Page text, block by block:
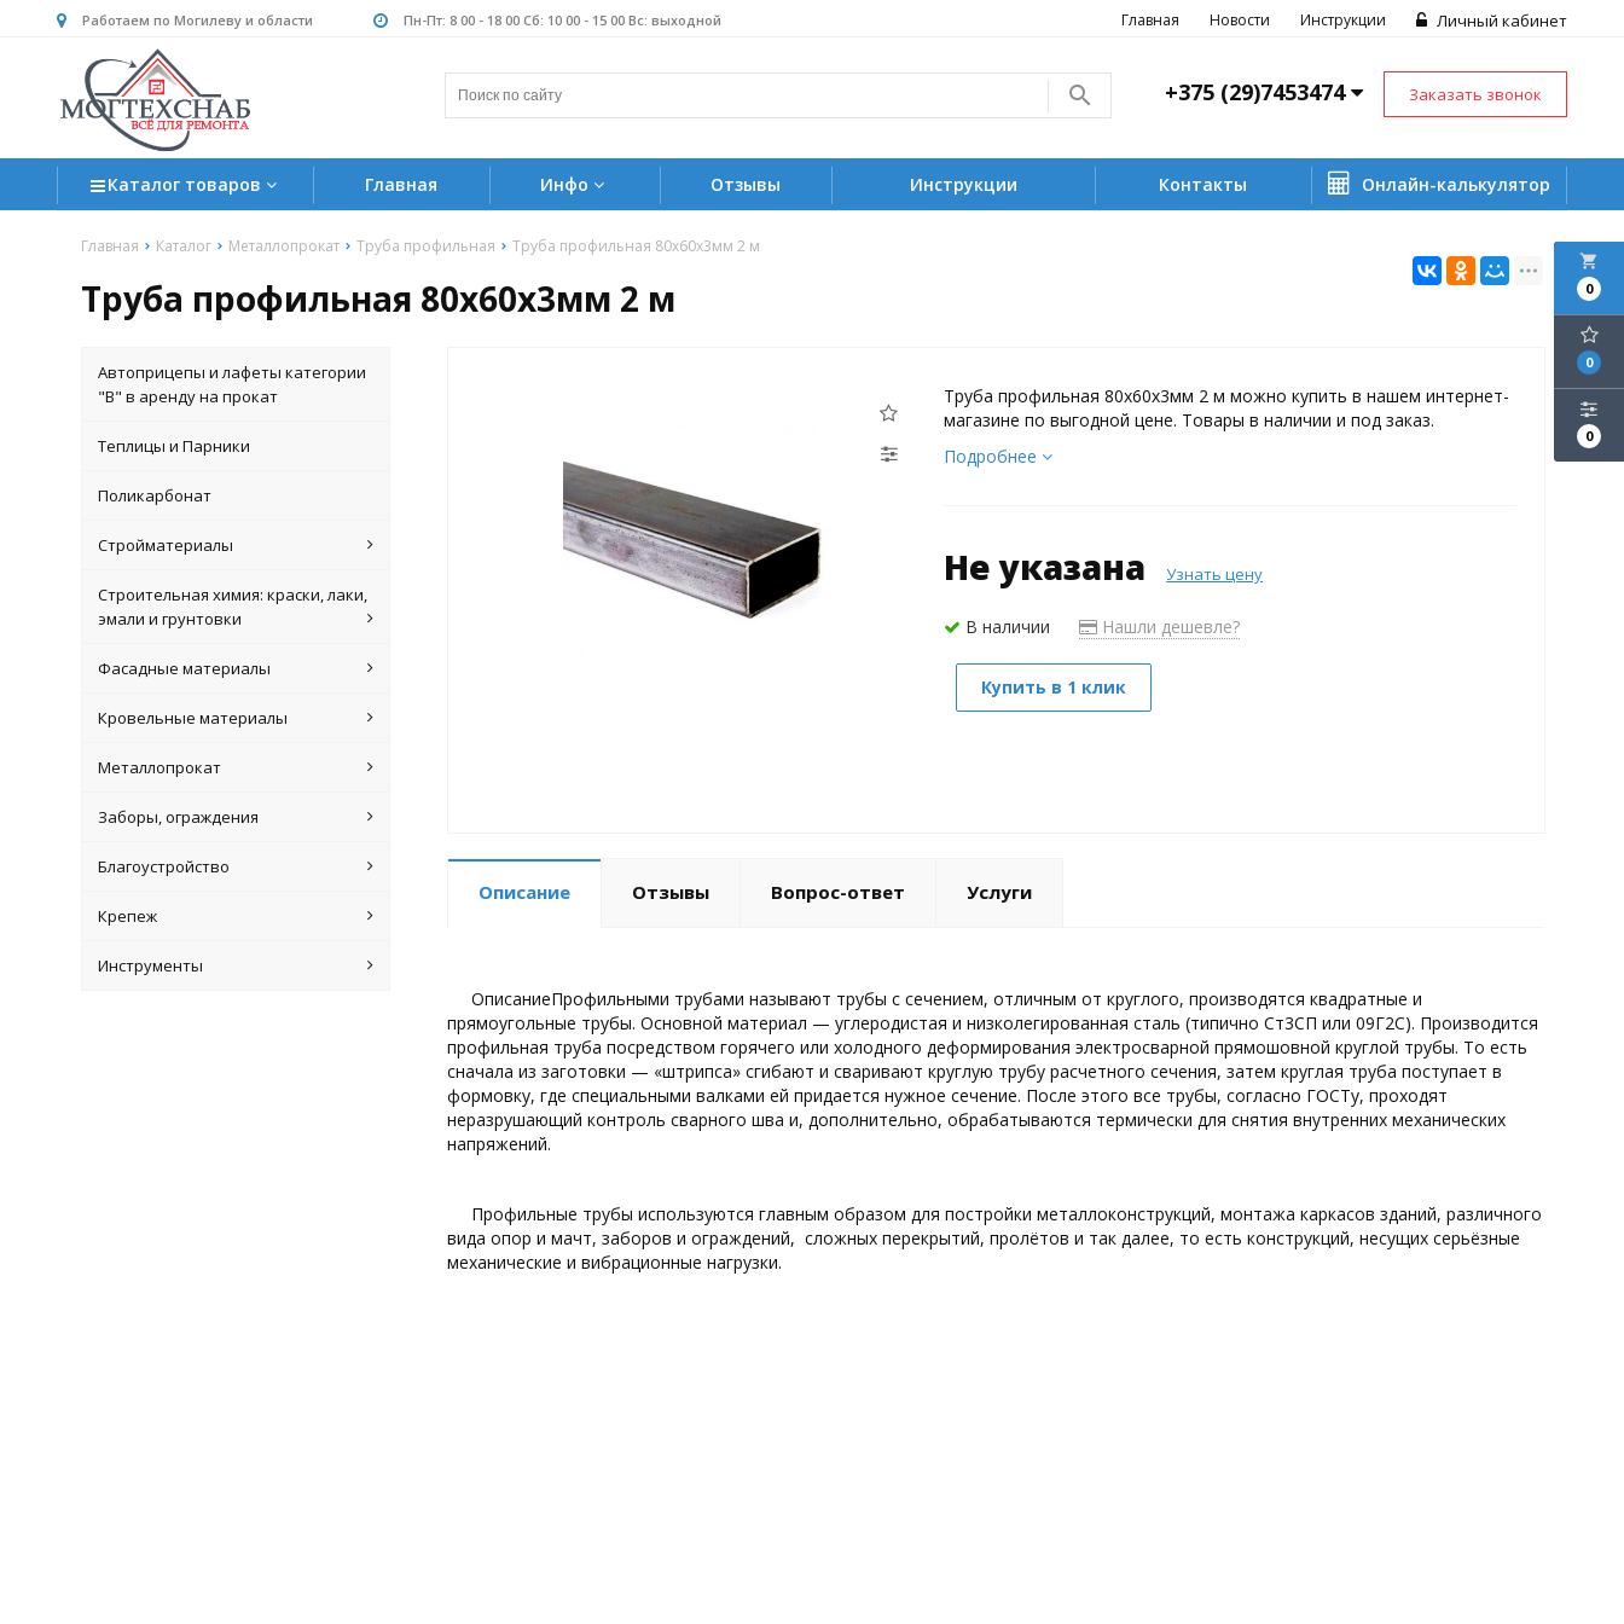
Работаем по Могилеву и области Пн-Пт: 8 00 - 18 00 Сб: 10 00 - 15 00 Вс: выходной Личный кабинет
Главная Новости Инструкции
+375 (29)7453474 Заказать звонок
Каталог товаров Главная Инфо Отзывы Инструкции Контакты Онлайн-калькулятор
Главная Каталог Металлопрокат Труба профильная Труба профильная 80х60х3мм 2 м
Труба профильная 80х60х3мм 2 м
local_grocery_store
0
0
0
Автоприцепы и лафеты категории
"B" в аренду на прокат
Теплицы и Парники
Поликарбонат
Стройматериалы
Строительная химия: краски, лаки,
эмали и грунтовки
Фасадные материалы
Кровельные материалы
Металлопрокат
Заборы, ограждения
Благоустройство
Крепеж
Инструменты
Труба профильная 80х60х3мм 2 м можно купить в нашем интернет-
магазине по выгодной цене. Товары в наличии и под заказ.
Подробнее
Не указана Узнать цену
В наличии Нашли дешевле?
Купить в 1 клик
Описание Отзывы Вопрос-ответ Услуги
ОписаниеПрофильными трубами называют трубы с сечением, отличным от круглого, производятся квадратные и
прямоугольные трубы. Основной материал — углеродистая и низколегированная сталь (типично Ст3СП или 09Г2С). Производится
профильная труба посредством горячего или холодного деформирования электросварной прямошовной круглой трубы. То есть
сначала из заготовки — «штрипса» сгибают и сваривают круглую трубу расчетного сечения, затем круглая труба поступает в
формовку, где специальными валками ей придается нужное сечение. После этого все трубы, согласно ГОСТу, проходят
неразрушающий контроль сварного шва и, дополнительно, обрабатываются термически для снятия внутренних механических
напряжений.
Профильные трубы используются главным образом для постройки металлоконструкций, монтажа каркасов зданий, различного
вида опор и мачт, заборов и ограждений, сложных перекрытий, пролётов и так далее, то есть конструкций, несущих серьёзные
механические и вибрационные нагрузки.